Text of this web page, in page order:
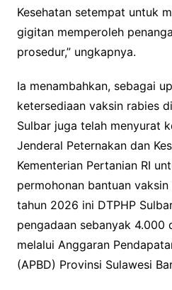
Kesehatan setempat untuk
gigitan memperoleh
prosedur,” ungkapnya.
Ia menambahkan, sebagai
ketersediaan vaksin rabies
Sulbar juga telah menyurat
Jenderal Peternakan dan
Kementerian Pertanian RI
permohonan bantuan
tahun 2026 ini DTPHP
pengadaan sebanyak 4.000
melalui Anggaran
(APBD) Provinsi Sulawesi